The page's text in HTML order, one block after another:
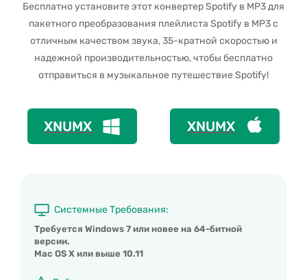
Бесплатно установите этот конвертер Spotify в MP3 для
пакетного преобразования плейлиста Spotify в MP3 с
отличным качеством звука, 35-кратной скоростью и
надежной производительностью, чтобы бесплатно
отправиться в музыкальное путешествие Spotify!
XNUMX XNUMX
Системные Требования:
Требуется Windows 7 или новее на 64-битной
версии.
Mac OS X или выше 10.11